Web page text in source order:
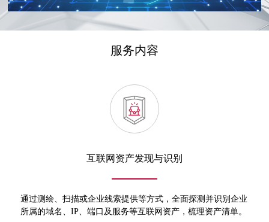
服务内容
互联网资产发现与识别
通过测绘、扫描或企业线索提供等方式，全面探测并识别企业
所属的域名、IP、端口及服务等互联网资产，梳理资产清单。